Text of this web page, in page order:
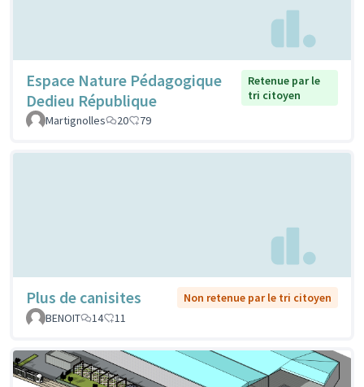
Espace Nature Pédagogique
Dedieu République
Retenue par le
tri citoyen
Martignolles
20 79
Plus de canisites
Non retenue par le tri citoyen
BENOIT
14 11